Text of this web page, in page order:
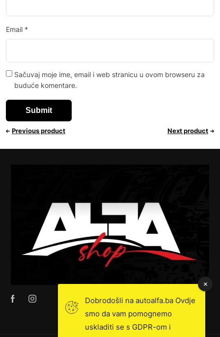
Email *
Sačuvaj moje ime, email i web stranicu u ovom browseru za
buduće komentare.
Previous product Next product
Dobrodošli na autoalfa.ba Ovdje
smo da vam pomognemo
uskladiti se s GDPR-om i